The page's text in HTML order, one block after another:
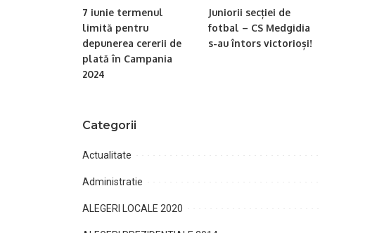
7 iunie termenul
limită pentru
depunerea cererii de
plată în Campania
2024
Juniorii secției de
fotbal – CS Medgidia
s-au întors victorioși!
Categorii
Actualitate
Administratie
ALEGERI LOCALE 2020